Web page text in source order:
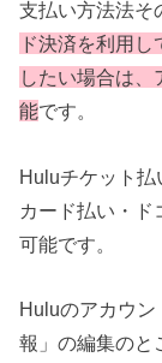
支払い方法法そ
ド決済を利用
したい場合は
能です。
Huluチケット払
カード払い・ド
可能です。
Huluのアカウ
報」の編集のと